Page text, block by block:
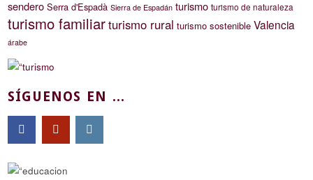
sendero Serra d'Espadà Sierra de Espadán turismo turismo de naturaleza
turismo familiarturismo rural turismo sostenible Valencia
árabe
SÍGUENOS EN ...